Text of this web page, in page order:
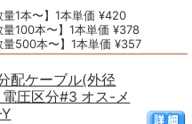
量1本〜】1本単価 ¥420
量100本〜】1本単価 ¥378
量500本〜】1本単価 ¥357
配ケーブル(外径
圧区分#3 オス-メ